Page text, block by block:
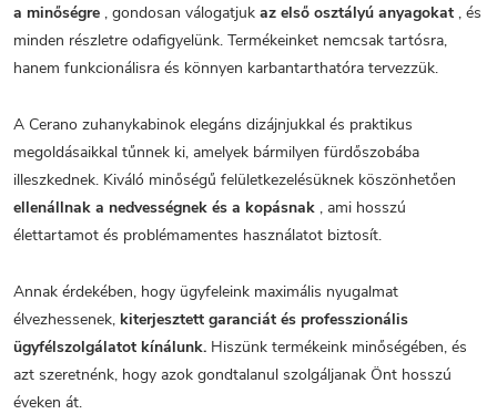
a minőségre , gondosan válogatjuk az első osztályú anyagokat , és
minden részletre odafigyelünk. Termékeinket nemcsak tartósra,
hanem funkcionálisra és könnyen karbantarthatóra tervezzük.
A Cerano zuhanykabinok elegáns dizájnjukkal és praktikus
megoldásaikkal tűnnek ki, amelyek bármilyen fürdőszobába
illeszkednek. Kiváló minőségű felületkezelésüknek köszönhetően
ellenállnak a nedvességnek és a kopásnak , ami hosszú
élettartamot és problémamentes használatot biztosít.
Annak érdekében, hogy ügyfeleink maximális nyugalmat
élvezhessenek, kiterjesztett garanciát és professzionális
ügyfélszolgálatot kínálunk. Hiszünk termékeink minőségében, és
azt szeretnénk, hogy azok gondtalanul szolgáljanak Önt hosszú
éveken át.